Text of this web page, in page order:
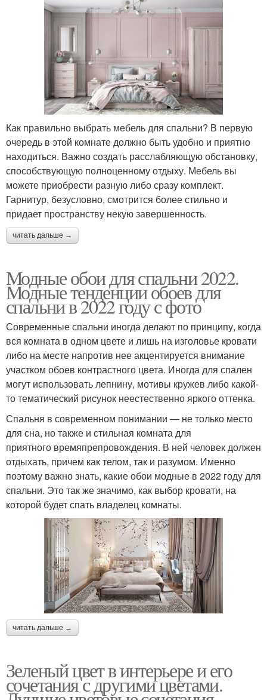
Как правильно выбрать мебель для спальни? В первую
очередь в этой комнате должно быть удобно и приятно
находиться. Важно создать расслабляющую обстановку,
способствующую полноценному отдыху. Мебель вы
можете приобрести разную либо сразу комплект.
Гарнитур, безусловно, смотрится более стильно и
придает пространству некую завершенность.
читать дальше →
Модные обои для спальни 2022.
Модные тенденции обоев для
спальни в 2022 году с фото
Современные спальни иногда делают по принципу, когда
вся комната в одном цвете и лишь на изголовье кровати
либо на месте напротив нее акцентируется внимание
участком обоев контрастного цвета. Иногда для спален
могут использовать лепнину, мотивы кружев либо какой-
то тематический рисунок неестественно яркого оттенка.
Спальня в современном понимании — не только место
для сна, но также и стильная комната для
приятного времяпрепровождения. В ней человек должен
отдыхать, причем как телом, так и разумом. Именно
поэтому важно знать, какие обои модные в 2022 году для
спальни. Это так же значимо, как выбор кровати, на
которой будет спать владелец комнаты.
читать дальше →
Зеленый цвет в интерьере и его
сочетания с другими цветами.